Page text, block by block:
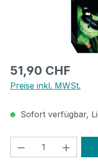
Regulärer Preis:
51,90 CHF
Preise inkl. MWSt.
Sofort verfügbar,
Produkt